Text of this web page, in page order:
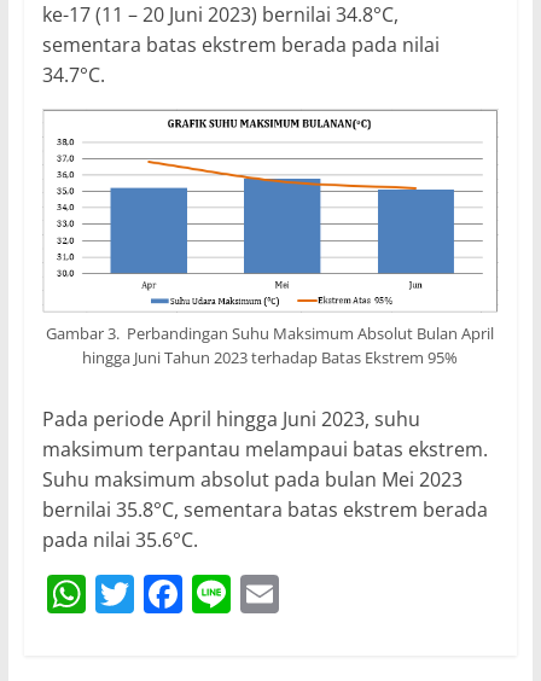
ke-17 (11 – 20 Juni 2023) bernilai 34.8°C,
sementara batas ekstrem berada pada nilai
34.7°C.
Gambar 3. Perbandingan Suhu Maksimum Absolut Bulan April
hingga Juni Tahun 2023 terhadap Batas Ekstrem 95%
Pada periode April hingga Juni 2023, suhu
maksimum terpantau melampaui batas ekstrem.
Suhu maksimum absolut pada bulan Mei 2023
bernilai 35.8°C, sementara batas ekstrem berada
pada nilai 35.6°C.
W T F Li E